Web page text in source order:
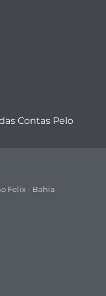
Contas Pelo
Felix - Bahia